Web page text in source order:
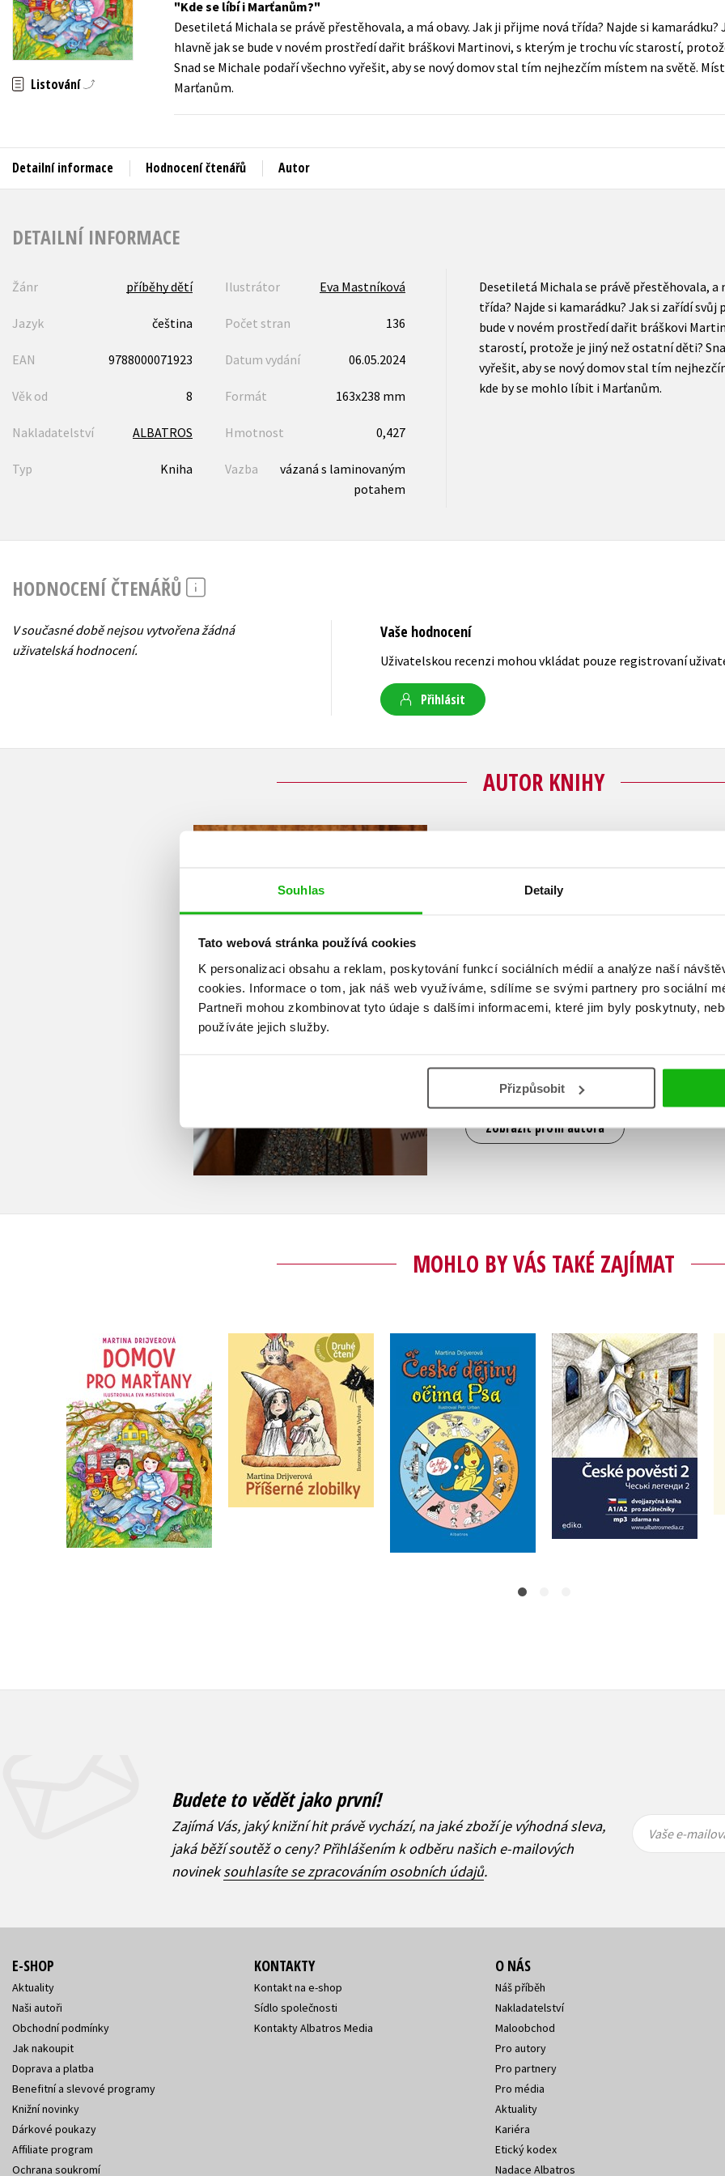
Souhlas Detaily
Tato webová stránka používá cookies
K personalizaci obsahu a reklam, poskytování funkcí sociálních médií a analýze naší
cookies. Informace o tom, jak náš web využíváme, sdílíme se svými partnery pro sociální
Partneři mohou zkombinovat tyto údaje s dalšími informacemi, které jim byly poskytnuty,
používáte jejich služby.
Přizpůsobit
Auto - moto
Beletrie pro děti
Jazyky
Kariéra a osobní rozvoj
Populárně - naučné pro děti
Předškoláci
Young adult (SK)
Zahraniční literatura
Listování
Kde se líbí i Marťanům?
Desetiletá Michala se právě přestěhovala, a má obavy. Jak ji přijme nová třída? Najde si kamarádku?
hlavně jak se bude v novém prostředí dařit bráškovi Martinovi, s kterým je trochu víc starostí,
Snad se Michale podaří všechno vyřešit, aby se nový domov stal tím nejhezčím místem na světě.
Marťanům.
Detailní informace Hodnocení čtenářů Autor
DETAILNÍ INFORMACE
Žánr příběhy dětí Ilustrátor Eva Mastníková
Jazyk čeština Počet stran 136
EAN 9788000071923 Datum vydání 06.05.2024
Věk od 8 Formát 163x238 mm
Nakladatelství ALBATROS Hmotnost 0,427
Typ Kniha Vazba
vázaná s laminovaným
potahem
Desetiletá Michala se právě přestěhovala, a
třída? Najde si kamarádku? Jak si zařídí svůj
bude v novém prostředí dařit bráškovi
starostí, protože je jiný než ostatní děti?
vyřešit, aby se nový domov stal tím
kde by se mohlo líbit i Marťanům.
HODNOCENÍ ČTENÁŘŮ
V současné době nejsou vytvořena žádná
uživatelská hodnocení.
Vaše hodnocení
Uživatelskou recenzi mohou vkládat pouze registrovaní
Přihlásit
AUTOR KNIHY
Martina Drijverová píše knihy nejrůznějších
francouzštiny a za dva roky se dostala na
jako dramaturgyně redakce pro děti a mládež v
kde adaptovala pohádky vlastní i cizí. Několik
Kyselá, Domov pro marťany, Zlobilky a
Zobrazit profil autora
MOHLO BY VÁS TAKÉ ZAJÍMAT
Domov pro Marťany
Martina Drijverová
Do košíku
299 Kč
239 Kč
Příšerné zlobilky
Martina Drijverová
Do košíku
České dějiny očima Psa
Martina Drijverová
Do košíku
249 Kč
199 Kč
České pověsti 2 A1/A2
Martina Drijverová
,
Krystyna Kuznietsova
Do košíku
249 Kč
199 Kč
Budete to vědět jako první!
Zajímá Vás, jaký knižní hit právě vychází, na jaké zboží je výhodná sleva,
jaká běží soutěž o ceny? Přihlášením k odběru našich e-mailových
novineksouhlasíte se zpracováním osobních údajů.
Vaše e-
mailová
Vaše e-
mailová
Vaše e-
E-SHOP
Aktuality
Naši autoři
Obchodní podmínky
Jak nakoupit
Doprava a platba
Benefitní a slevové programy
Knižní novinky
Dárkové poukazy
Affiliate program
Ochrana soukromí
KONTAKTY
Kontakt na e-shop
Sídlo společnosti
Kontakty Albatros Media
O NÁS
Náš příběh
Nakladatelství
Maloobchod
Pro autory
Pro partnery
Pro média
Aktuality
Kariéra
Etický kodex
Nadace Albatros